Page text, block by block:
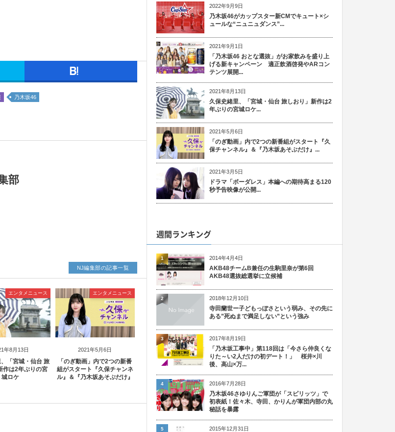
乃木坂46
部
年8月13日
エンタメニュース
「宮城・仙台 旅
作は2年ぶりの宮
城ロケ
2021年5月6日
エンタメニュース
「のぎ動画」内で2つの新番
組がスタート『久保チャンネ
ル』＆『乃木坂あそぶだけ』
NJ編集部の記事一覧
2022年9月9日
乃木坂46がカップスター新CMでキュート×シ
ュールな“ニュニュダンス”...
2021年9月1日
「乃木坂46 おとな選抜」がお家飲みを盛り上
げる新キャンペーン 適正飲酒啓発やARコン
テンツ展開...
2021年8月13日
久保史緒里、「宮城・仙台 旅しおり」新作は2
年ぶりの宮城ロケ...
2021年5月6日
「のぎ動画」内で2つの新番組がスタート『久
保チャンネル』＆『乃木坂あそぶだけ』...
2021年3月5日
ドラマ「ボーダレス」本編への期待高まる120
秒予告映像が公開...
週間ランキング
2014年4月4日
AKB48チームB兼任の生駒里奈が第6回
AKB48選抜総選挙に立候補
1
2018年12月10日
寺田蘭世ー子どもっぽさという弱み、その先に
ある”死ぬまで満足しない”という強み
2
2017年8月19日
「乃木坂工事中」第118回は「今さら仲良くな
りた～い2人だけの初デート！」 桜井×川
後、高山×万...
3
2016年7月28日
乃木坂46さゆりんご軍団が「スピリッツ」で
初表紙！佐々木、寺田、かりんが軍団内部の丸
秘話を暴露
4
2015年12月31日
5